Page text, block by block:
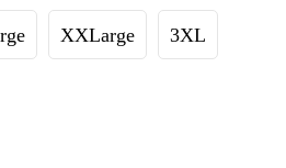
XXLarge 3XL